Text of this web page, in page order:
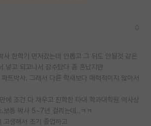
사 한학기 먼저갔는데 안뽑고 그 뒤도 안될것 같은
넣고 되고나서 잠수탔다 좀 혼났지만
트박사. 그래서 다른 학새보다 매력적이지 않아서
에 조건 다 채우고 진학한 타대 학과대학원 역사상
.보통 박사 5~7년 걸리는데..ㅋㅋ
고생해서 조기 졸업하고